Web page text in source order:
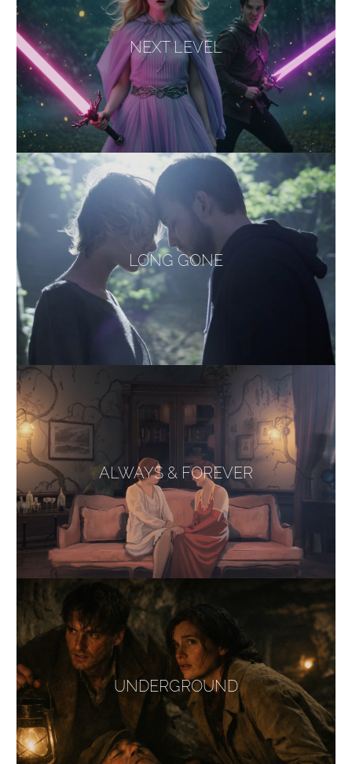
NEXT LEVEL
LONG GONE
ALWAYS & FOREVER
UNDERGROUND